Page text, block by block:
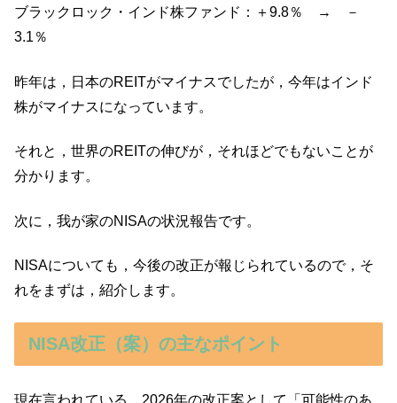
ブラックロック・インド株ファンド：＋9.8％ → －
3.1％
昨年は，日本のREITがマイナスでしたが，今年はインド
株がマイナスになっています。
それと，世界のREITの伸びが，それほどでもないことが
分かります。
次に，我が家のNISAの状況報告です。
NISAについても，今後の改正が報じられているので，そ
れをまずは，紹介します。
NISA改正（案）の主なポイント